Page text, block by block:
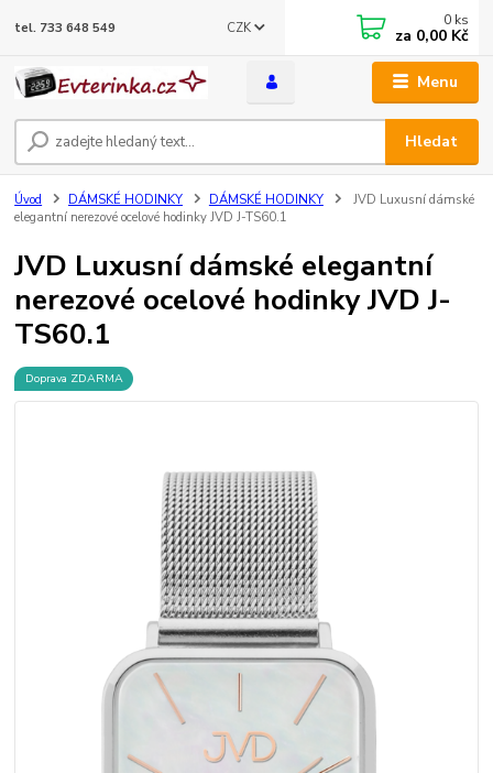
Menu
CZK
Hledat
tel. 733 648 549 0 ks
za 0,00 Kč
Úvod DÁMSKÉ HODINKY DÁMSKÉ HODINKY
JVD Luxusní dámské
elegantní nerezové ocelové hodinky JVD J-TS60.1
JVD Luxusní dámské elegantní
nerezové ocelové hodinky JVD J-
TS60.1
Doprava ZDARMA